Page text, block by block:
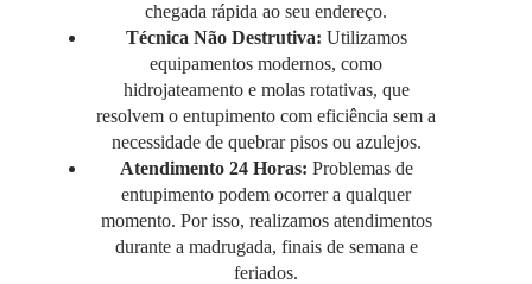
chegada rápida ao seu endereço.
Técnica Não Destrutiva: Utilizamos
equipamentos modernos, como
hidrojateamento e molas rotativas, que
resolvem o entupimento com eficiência sem a
necessidade de quebrar pisos ou azulejos.
Atendimento 24 Horas: Problemas de
entupimento podem ocorrer a qualquer
momento. Por isso, realizamos atendimentos
durante a madrugada, finais de semana e
feriados.